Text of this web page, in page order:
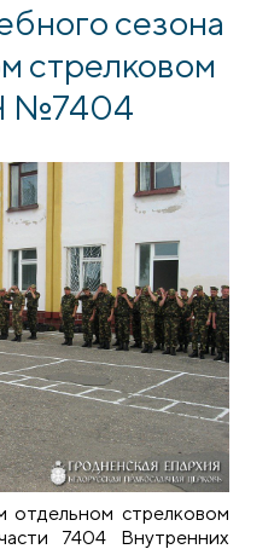
сезона
стрелковом
№7404
отдельном стрелковом
7404 Внутренних